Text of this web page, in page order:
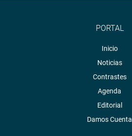
PORTAL
Inicio
Noticias
Contrastes
Agenda
Editorial
Damos Cuenta